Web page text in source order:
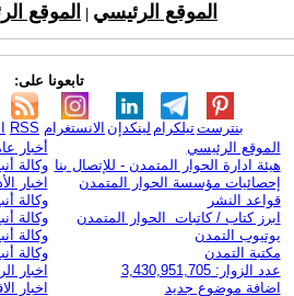
الموقع الرئيسي الموقع
تابعونا على:
RSS الانستغرام لينكدإن تيلكرامبنترست
الموقع الرئيسي
هيئة ادارة الحوار المتمدن - للإتصال بنا
إحصائيات مؤسسة الحوار المتمدن
قواعد النشر
ابرز كتاب / كاتبات الحوار المتمدن
يوتيوب التمدن
مكتبة التمدن
عدد الزوار: 3,430,951,705
اضافة موضوع جديد
أخبار
وكالة
اخبار
وكالة
وكالة
وكالة
وكالة
اخبار
اخبار